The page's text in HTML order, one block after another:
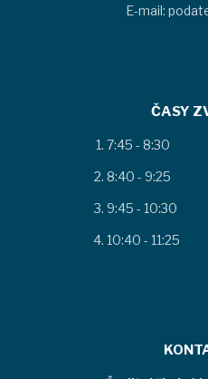
E-mail:
ČASY
7:45 - 8:30
8:40 - 9:25
9:45 - 10:30
10:40 - 11:25